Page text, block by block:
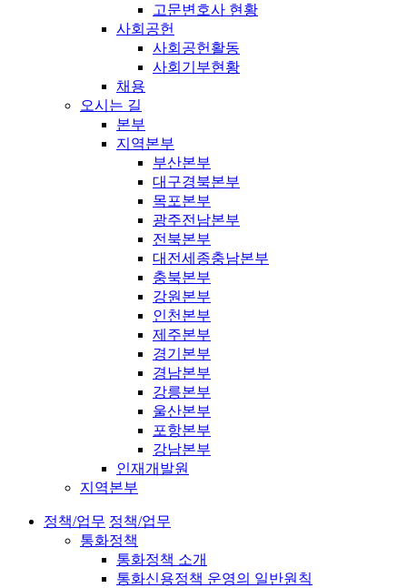
고문변호사 현황
사회공헌
사회공헌활동
사회기부현황
채용
오시는 길
본부
지역본부
부산본부
대구경북본부
목포본부
광주전남본부
전북본부
대전세종충남본부
충북본부
강원본부
인천본부
제주본부
경기본부
경남본부
강릉본부
울산본부
포항본부
강남본부
인재개발원
지역본부
정책/업무 정책/업무
통화정책
통화정책 소개
통화신용정책 운영의 일반원칙